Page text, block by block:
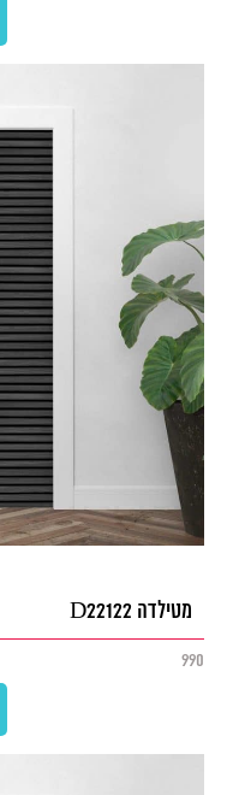
מטילדה D22122
990